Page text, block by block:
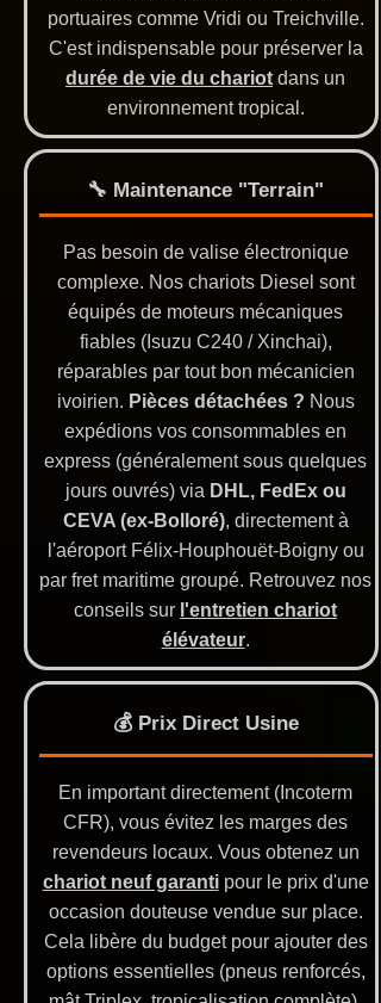
portuaires comme Vridi ou Treichville.
C'est indispensable pour préserver la
durée de vie du chariot dans un
environnement tropical.
🔧 Maintenance "Terrain"
Pas besoin de valise électronique
complexe. Nos chariots Diesel sont
équipés de moteurs mécaniques
fiables (Isuzu C240 / Xinchai),
réparables par tout bon mécanicien
ivoirien. Pièces détachées ? Nous
expédions vos consommables en
express (généralement sous quelques
jours ouvrés) via DHL, FedEx ou
CEVA (ex-Bolloré), directement à
l'aéroport Félix-Houphouët-Boigny ou
par fret maritime groupé. Retrouvez nos
conseils sur l'entretien chariot
élévateur.
💰 Prix Direct Usine
En important directement (Incoterm
CFR), vous évitez les marges des
revendeurs locaux. Vous obtenez un
chariot neuf garantipour le prix d'une
occasion douteuse vendue sur place.
Cela libère du budget pour ajouter des
options essentielles (pneus renforcés,